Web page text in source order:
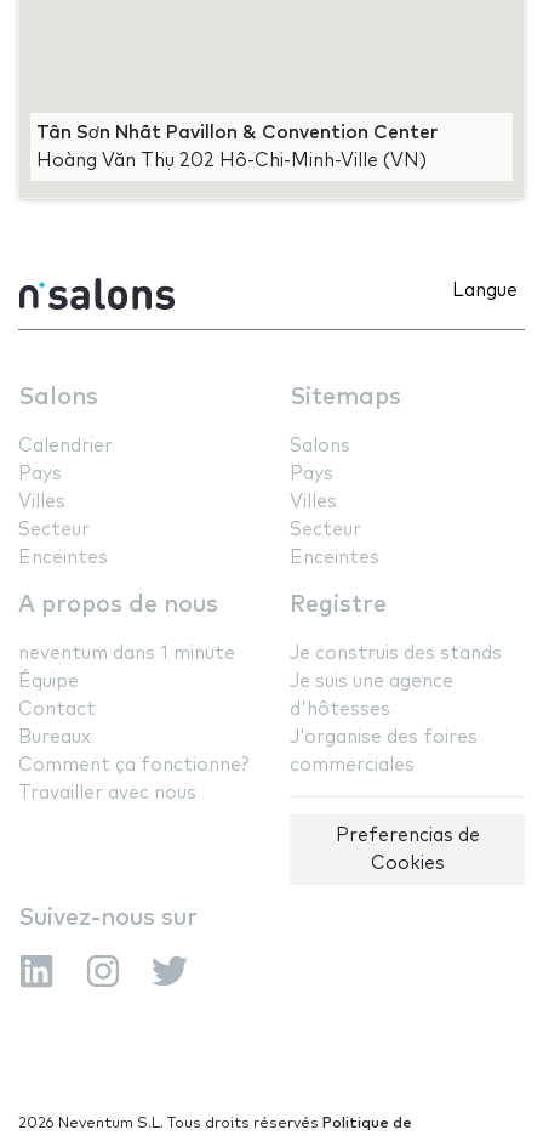
Tân Sơn Nhất Pavillon & Convention Center
Hoàng Văn Thụ 202 Hô-Chi-Minh-Ville (VN)
Langue
Salons
Calendrier
Pays
Villes
Secteur
Enceintes
Sitemaps
Salons
Pays
Villes
Secteur
Enceintes
A propos de nous
neventum dans 1 minute
Équipe
Contact
Bureaux
Comment ça fonctionne?
Travailler avec nous
Registre
Je construis des stands
Je suis une agence
d'hôtesses
J'organise des foires
commerciales
Preferencias de
Cookies
Suivez-nous sur
2026 Neventum S.L. Tous droits réservés Politique de